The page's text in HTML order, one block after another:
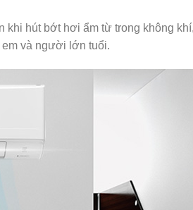
khi hút bớt hơi ẩm từ trong không
và người lớn tuổi.